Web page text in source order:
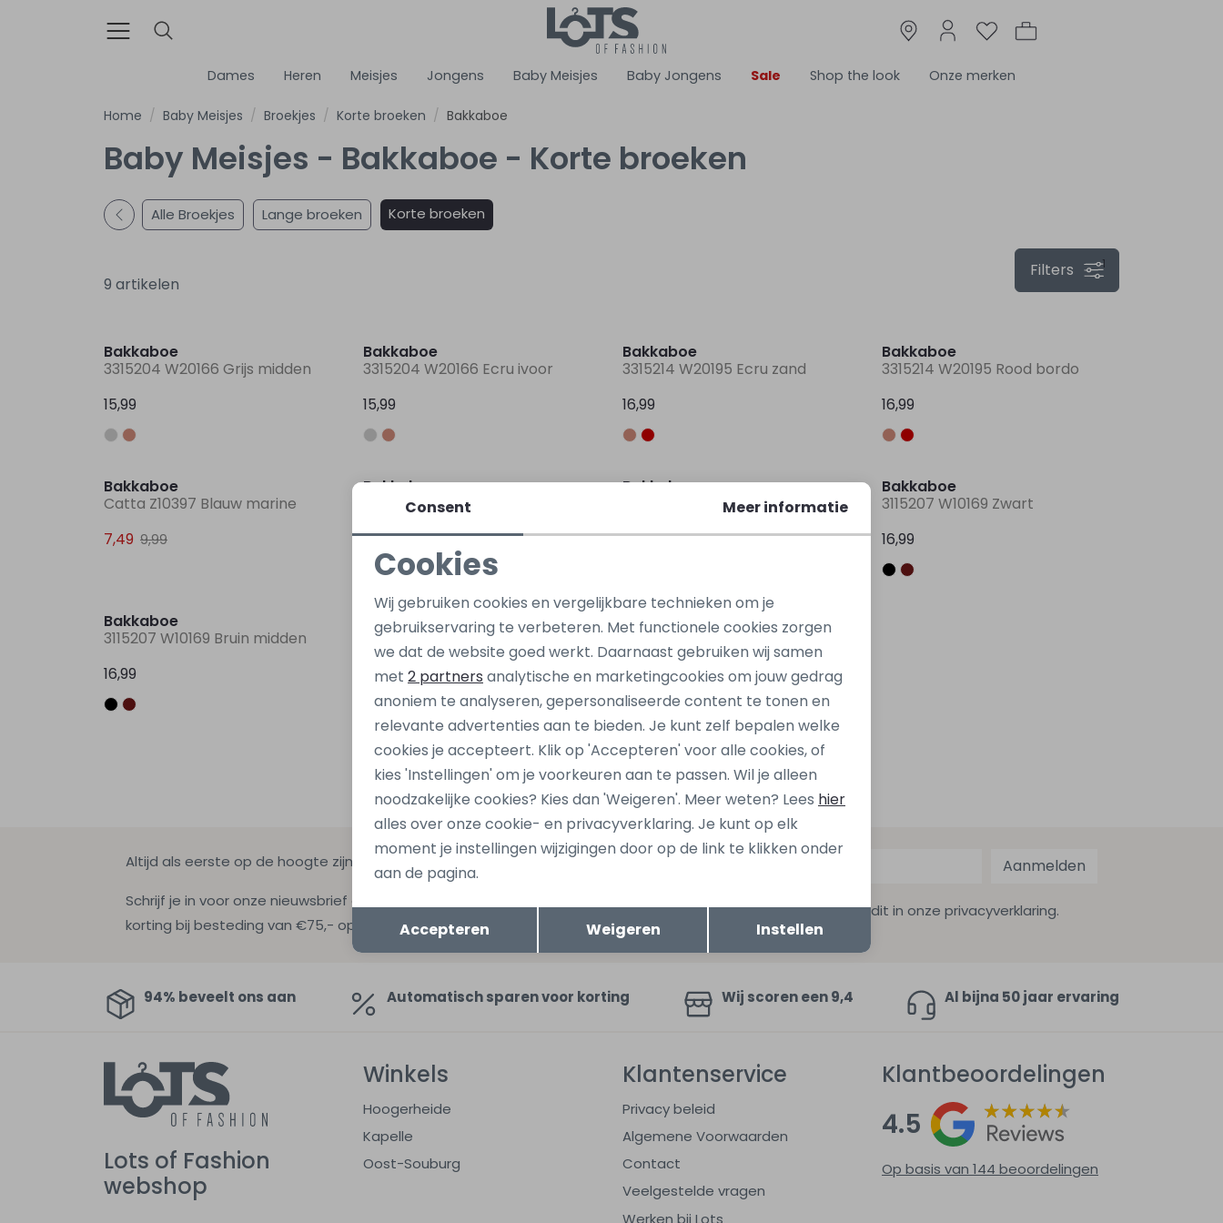
Dames Heren Meisjes Jongens Baby Meisjes Baby Jongens Sale Shop the look Onze merken
Home Baby Meisjes Broekjes Korte broeken Bakkaboe
Baby Meisjes - Bakkaboe - Korte broeken
Alle Broekjes Korte broeken
Lange broeken
9 artikelen
1
Filters
Bakkaboe
3315204 W20166 Grijs midden
15,99
Bakkaboe
3315204 W20166 Ecru ivoor
15,99
Bakkaboe
3315214 W20195 Ecru zand
16,99
Bakkaboe
3315214 W20195 Rood bordo
16,99
Bakkaboe
Catta Z10397 Blauw marine
7,49 9,99
Bakkaboe
3215211 Z10164 Rose
6,50 12,99
Bakkaboe
3115200 W10147 Grijs midden
14,99
Bakkaboe
3115207 W10169 Zwart
16,99
Bakkaboe
3115207 W10169 Bruin midden
16,99
Altijd als eerste op de hoogte zijn?
Schrijf je in voor onze nieuwsbrief en ontvang dan ook gelijk €5,-
korting bij besteding van €75,- op de nieuwe collectie!
Aanmelden
Hoe we met je data omgaan? Bekijk dit in onze privacyverklaring.
94% beveelt ons aan Automatisch sparen voor korting Wij scoren een 9,4 Al bijna 50 jaar ervaring
Lots of Fashion
webshop
Winkels
Hoogerheide
Kapelle
Oost-Souburg
Klantenservice
Privacy beleid
Algemene Voorwaarden
Contact
Veelgestelde vragen
Werken bij Lots
Klantbeoordelingen
4.5
Op basis van 144 beoordelingen
Noodzakelijke cookies
Analytische cookies Marketing cookies
Terug Opslaan
Consent Meer informatie
Cookies
Wij gebruiken cookies en vergelijkbare technieken om je
gebruikservaring te verbeteren. Met functionele cookies zorgen
we dat de website goed werkt. Daarnaast gebruiken wij samen
met 2 partners analytische en marketingcookies om jouw gedrag
anoniem te analyseren, gepersonaliseerde content te tonen en
relevante advertenties aan te bieden. Je kunt zelf bepalen welke
cookies je accepteert. Klik op 'Accepteren' voor alle cookies, of
kies 'Instellingen' om je voorkeuren aan te passen. Wil je alleen
noodzakelijke cookies? Kies dan 'Weigeren'. Meer weten? Lees hier
alles over onze cookie- en privacyverklaring. Je kunt op elk
moment je instellingen wijzigingen door op de link te klikken onder
aan de pagina.
Accepteren Weigeren Instellen